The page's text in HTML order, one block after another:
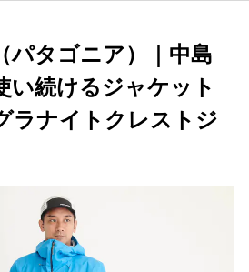
パタゴニア）｜中島
い続けるジャケット
ラナイトクレストジ